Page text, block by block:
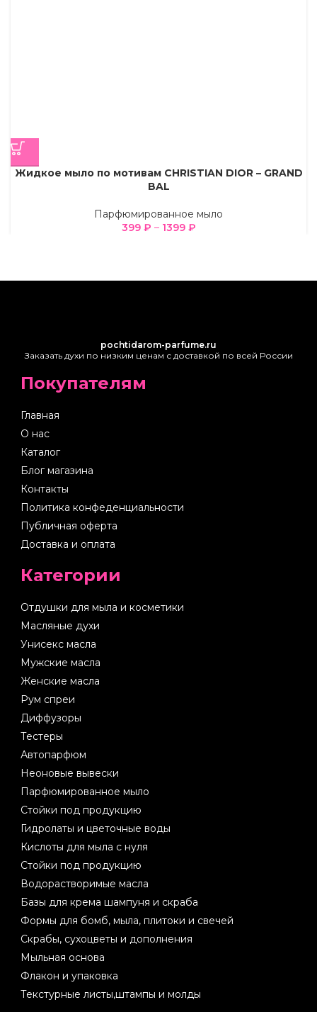
Жидкое мыло по мотивам CHRISTIAN DIOR – GRAND
BAL
Парфюмированное мыло
399 ₽ – 1399 ₽
pochtidarom-parfume.ru
Заказать духи по низким ценам с доставкой по всей России
Покупателям
Главная
О нас
Каталог
Блог магазина
Контакты
Политика конфеденциальности
Публичная оферта
Доставка и оплата
Категории
Отдушки для мыла и косметики
Масляные духи
Унисекс масла
Мужские масла
Женские масла
Рум спреи
Диффузоры
Тестеры
Автопарфюм
Неоновые вывески
Парфюмированное мыло
Стойки под продукцию
Гидролаты и цветочные воды
Кислоты для мыла с нуля
Стойки под продукцию
Водорастворимые масла
Базы для крема шампуня и скраба
Формы для бомб, мыла, плитоки и свечей
Скрабы, сухоцветы и дополнения
Мыльная основа
Флакон и упаковка
Текстурные листы,штампы и молды